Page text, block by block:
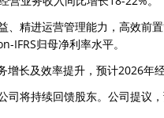
精进运营管理能力，高效前
IFRS归母净利率水平。
长及效率提升，预计2026年
司将持续回馈股东。公司提议